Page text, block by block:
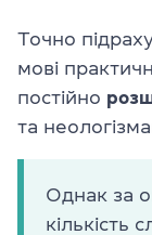
Точно
мові
постійно
та
Однак за
кількість